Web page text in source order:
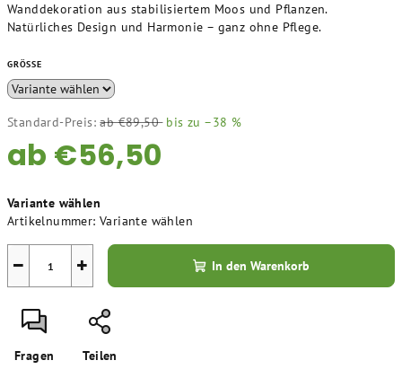
Wanddekoration aus stabilisiertem Moos und Pflanzen.
Natürliches Design und Harmonie – ganz ohne Pflege.
GRÖSSE
Standard-Preis: ab €89,50 bis zu –38 %
ab €56,50
Variante wählen
Artikelnummer: Variante wählen
+
− In den Warenkorb
Fragen Teilen